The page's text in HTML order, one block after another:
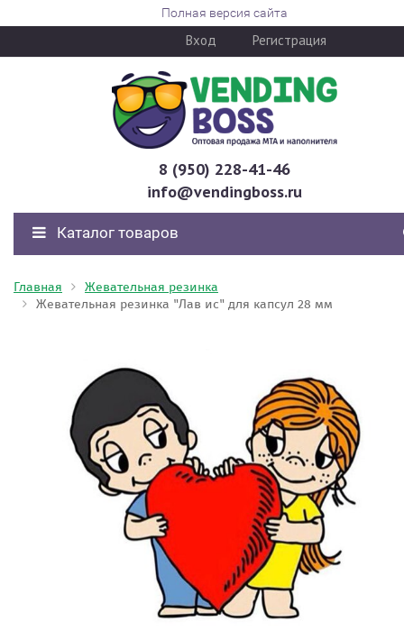
Полная версия сайта
Вход Регистрация
8 (950) 228-41-46
info@vendingboss.ru
Каталог товаров
Главная
Жевательная резинка
Жевательная резинка "Лав ис" для капсул 28 мм